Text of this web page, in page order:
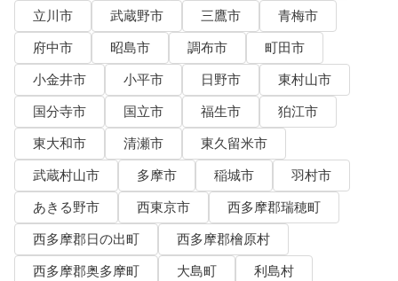
立川市
武蔵野市 三鷹市
青梅市
府中市
昭島市 調布市
町田市
小金井市
小平市 日野市
東村山市
国分寺市
国立市 福生市
狛江市
東大和市
清瀬市
東久留米市
武蔵村山市
多摩市 稲城市
羽村市
あきる野市
西東京市
西多摩郡瑞穂町
西多摩郡日の出町
西多摩郡檜原村
西多摩郡奥多摩町
大島町
利島村